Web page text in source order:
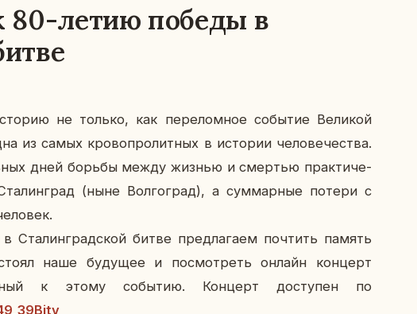
80-летию победы в
не только, как пе­ре­лом­ное со­бы­тие Ве­ли­кой
из самых кро­во­про­лит­ных в ис­то­рии че­ло­ве­че­ства.
дней борьбы между жизнью и смер­тью прак­ти­че­
(ныне Вол­го­град), а сум­мар­ные потери с
Ста­лин­град­ской битве пред­ла­га­ем по­чтить память
наше бу­ду­щее и по­смот­реть онлайн кон­церт
к этому со­бы­тию. Кон­церт до­сту­пен по